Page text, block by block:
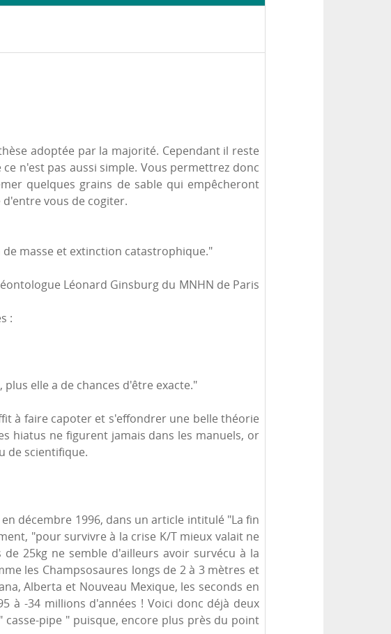
adoptée par la majorité. Cependant il reste
n'est pas aussi simple. Vous permettrez donc
quelques grains de sable qui empêcheront
vous de cogiter.
masse et extinction catastrophique."
Léonard Ginsburg du MNHN de Paris
:
elle a de chances d'être exacte."
à faire capoter et s'effondrer une belle théorie
hiatus ne figurent jamais dans les manuels, or
de scientifique.
décembre 1996, dans un article intitulé "La fin
"pour survivre à la crise K/T mieux valait ne
25kg ne semble d'ailleurs avoir survécu à la
les Champsosaures longs de 2 à 3 mètres et
Alberta et Nouveau Mexique, les seconds en
à -34 millions d'années ! Voici donc déjà deux
pipe " puisque, encore plus près du point